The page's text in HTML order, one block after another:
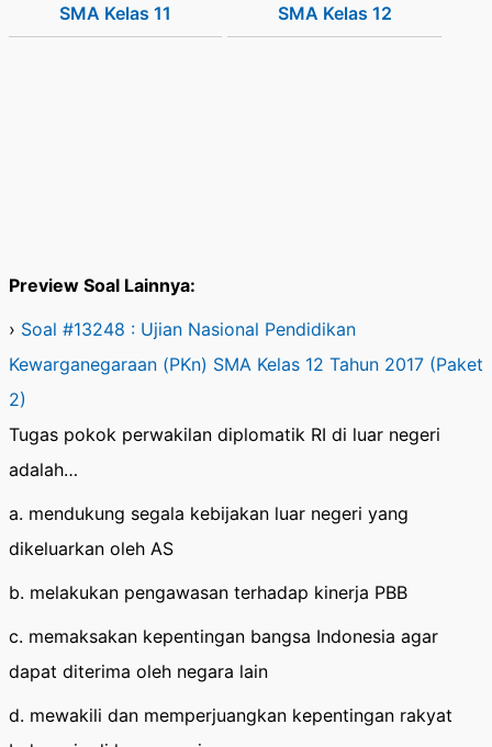
SMA Kelas 11 SMA Kelas 12
Preview Soal Lainnya:
› Soal #13248 : Ujian Nasional Pendidikan
Kewarganegaraan (PKn) SMA Kelas 12 Tahun 2017 (Paket
2)
Tugas pokok perwakilan diplomatik RI di luar negeri
adalah…
a. mendukung segala kebijakan luar negeri yang
dikeluarkan oleh AS
b. melakukan pengawasan terhadap kinerja PBB
c. memaksakan kepentingan bangsa Indonesia agar
dapat diterima oleh negara lain
d. mewakili dan memperjuangkan kepentingan rakyat